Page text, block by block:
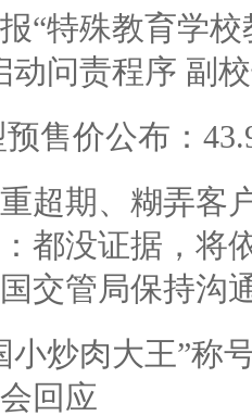
“特殊教育学
动问责程序 副
售价公布：
超期、糊弄客
都没证据，将
交管局保持沟
小炒肉大王”称
回应